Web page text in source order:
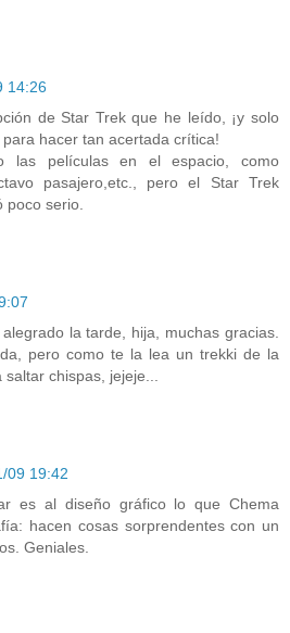
14:26
de Star Trek que he leído, ¡y solo
hacer tan acertada crítica!
las películas en el espacio, como
pasajero,etc., pero el Star Trek
poco serio.
la tarde, hija, muchas gracias.
pero como te la lea un trekki de la
chispas, jejeje...
09 19:42
es al diseño gráfico lo que Chema
hacen cosas sorprendentes con un
Geniales.